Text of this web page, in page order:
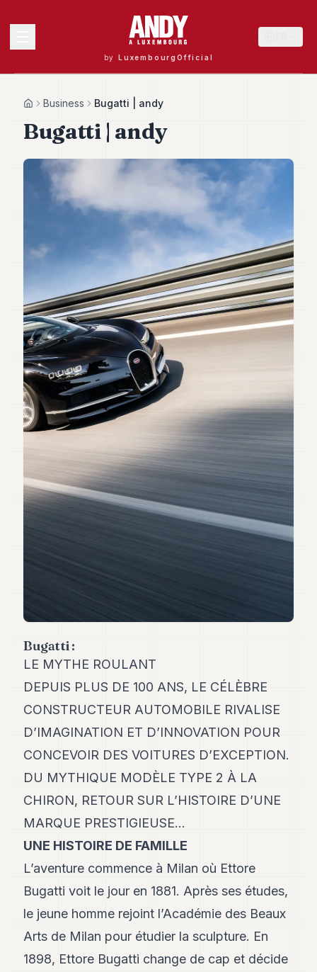
by LuxembourgOfficial
Andy
Andy
37
Andy
35
Andy
34
Andy
33
Andy
32
Andy
31
28
Andy
27
22
21
Andy
Andy
18
16
Andy
15
Andy
Andy
13
12
Andy
11
Andy
Andy
9
8
HomeBusiness Bugatti | andy
Bugatti | andy
Bugatti :
LE MYTHE ROULANT
DEPUIS PLUS DE 100 ANS, LE CÉLÈBRE
CONSTRUCTEUR AUTOMOBILE RIVALISE
D’IMAGINATION ET D’INNOVATION POUR
CONCEVOIR DES VOITURES D’EXCEPTION.
DU MYTHIQUE MODÈLE TYPE 2 À LA
CHIRON, RETOUR SUR L’HISTOIRE D’UNE
MARQUE PRESTIGIEUSE...
UNE HISTOIRE DE FAMILLE
L’aventure commence à Milan où Ettore
Bugatti voit le jour en 1881. Après ses études,
le jeune homme rejoint l’Académie des Beaux
Arts de Milan pour étudier la sculpture. En
1898, Ettore Bugatti change de cap et décide